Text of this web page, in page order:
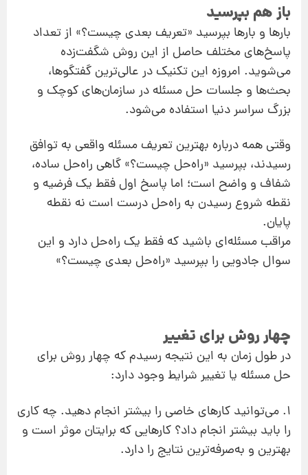
باز هم بپرسید
بارها و بارها بپرسید «تعریف بعدی چیست؟» از تعداد
پاسخ‌های مختلف حاصل از این روش شگفت‌زده
می‌شوید. امروزه این تکنیک در عالی‌ترین گفتگوها،
بحث‌ها و جلسات حل مسئله در سازمان‌های کوچک و
بزرگ سراسر دنیا استفاده می‌شود.
وقتی همه درباره بهترین تعریف مسئله واقعی به توافق
رسیدند، بپرسید «راه‌حل چیست؟» گاهی راه‌حل ساده،
شفاف و واضح است؛ اما پاسخ اول فقط یک فرضیه و
نقطه شروع رسیدن به راه‌حل درست است نه نقطه
پایان.
مراقب مسئله‌ای باشید که فقط یک راه‌حل دارد و این
سوال جادویی را بپرسید «راه‌حل بعدی چیست؟»
چهار روش برای تغییر
در طول زمان به این نتیجه رسیدم که چهار روش برای
حل مسئله یا تغییر شرایط وجود دارد:
1. می‌توانید کارهای خاصی را بیشتر انجام دهید. چه کاری
را باید بیشتر انجام داد؟ کارهایی که برایتان موثر است و
بهترین و به‌صرفه‌ترین نتایج را دارد.